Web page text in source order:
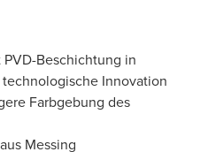
Beschichtung in
Innovation
Farbgebung des
Messing